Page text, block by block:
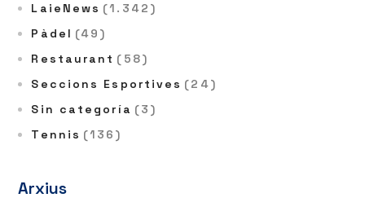
LaieNews (1.342)
Pàdel (49)
Restaurant (58)
Seccions Esportives (24)
Sin categoría (3)
Tennis (136)
Arxius